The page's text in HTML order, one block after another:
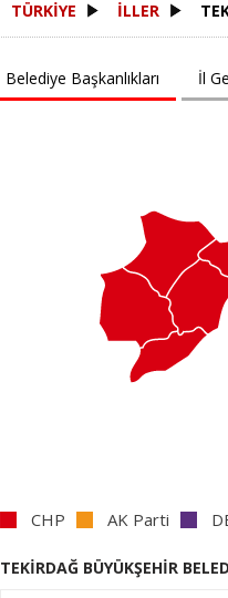
TÜRKİYE İLLER
Belediye Başkanlıkları İl
CHP AK Parti
TEKİRDAĞ BÜYÜKŞEHİR